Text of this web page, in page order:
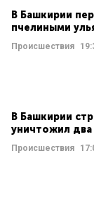
В Башкирии
пчелиными
Происшествия
В Башкирии
уничтожил
Происшествия